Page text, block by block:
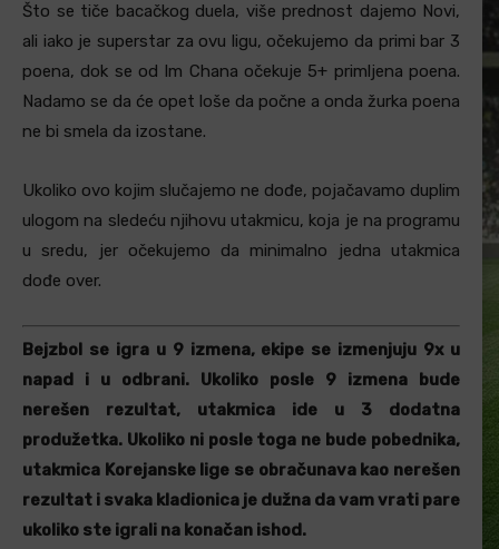
Što se tiče bacačkog duela, više prednost dajemo Novi,
ali iako je superstar za ovu ligu, očekujemo da primi bar 3
poena, dok se od Im Chana očekuje 5+ primljena poena.
Nadamo se da će opet loše da počne a onda žurka poena
ne bi smela da izostane.
Ukoliko ovo kojim slučajemo ne dođe, pojačavamo duplim
ulogom na sledeću njihovu utakmicu, koja je na programu
u sredu, jer očekujemo da minimalno jedna utakmica
dođe over.
Bejzbol se igra u 9 izmena, ekipe se izmenjuju 9x u
napad i u odbrani. Ukoliko posle 9 izmena bude
nerešen rezultat, utakmica ide u 3 dodatna
produžetka. Ukoliko ni posle toga ne bude pobednika,
utakmica Korejanske lige se obračunava kao nerešen
rezultat i svaka kladionica je dužna da vam vrati pare
ukoliko ste igrali na konačan ishod.